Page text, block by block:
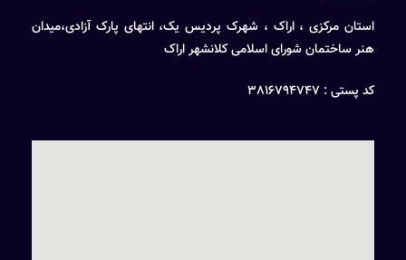
استان مرکزی ، اراک ، شهرک پردیس یک، انتهای پارک آزادی،میدان
هنر ساختمان شورای اسلامی کلانشهر اراک
کد پستی : 3816794747